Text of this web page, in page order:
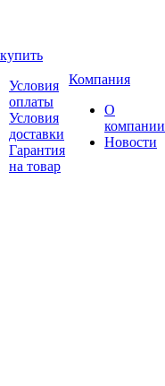
Условия
оплаты
Условия
доставки
Гарантия
на товар
Компания
О
компании
Новости